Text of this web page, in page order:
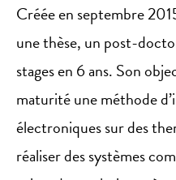
Créée en septembre
une thèse, un post-
stages en 6 ans. Son
maturité une méthode
électroniques sur des
réaliser des systèmes